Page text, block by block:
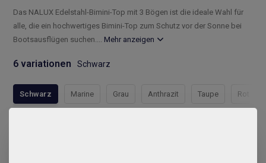
Das NALUX Edelstahl-Bimini-Top mit 3 Bögen ist die ideale Wahl für
alle, die ein hochwertiges Bimini-Top zum Schutz vor der Sonne bei
Bootsausflügen suchen.... Mehr anzeigen
6 variationen Schwarz
Schwarz Marine Grau Anthrazit Taupe Rot